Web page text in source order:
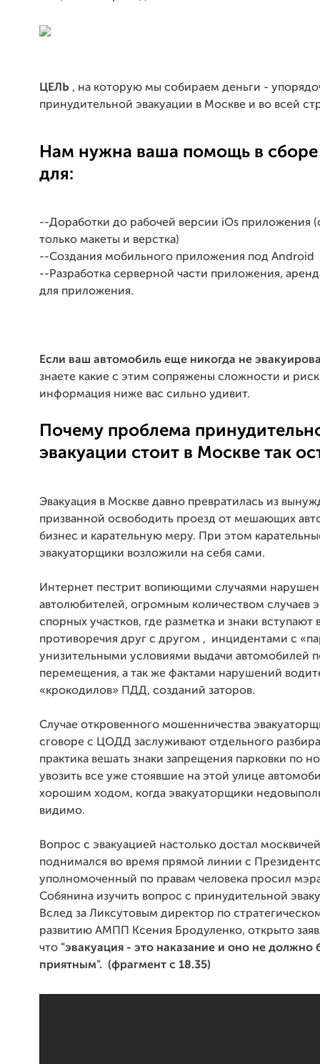
ЦЕЛЬ , на которую мы собираем деньги -
принудительной эвакуации в Москве и во всей
Нам нужна ваша помощь в сборе
для:
--Доработки до рабочей версии iOs приложения
только макеты и верстка)
--Создания мобильного приложения под Android
--Разработка серверной части приложения,
для приложения.
Если ваш автомобиль еще никогда не
знаете какие с этим сопряжены сложности и
информация ниже вас сильно удивит.
Почему проблема
эвакуации стоит в Москве так
Эвакуация в Москве давно превратилась из
призванной освободить проезд от мешающих
бизнес и карательную меру. При этом
эвакуаторщики возложили на себя сами.
Интернет пестрит вопиющими случаями
автолюбителей, огромным количеством случаев
спорных участков, где разметка и знаки вступают
противоречия друг с другом , инцидентами с
унизительными условиями выдачи автомобилей
перемещения, а так же фактами нарушений
«крокодилов» ПДД, созданий заторов.
Случае откровенного мошенничества
сговоре с ЦОДД заслуживают отдельного
практика вешать знаки запрещения парковки по
увозить все уже стоявшие на этой улице
хорошим ходом, когда эвакуаторщики
видимо.
Вопрос с эвакуацией настолько достал
поднимался во время прямой линии с
уполномоченный по правам человека просил
Собянина изучить вопрос с принудительной
Вслед за Ликсутовым директор по
развитию АМПП Ксения Бродуленко, открыто
что "эвакуация - это наказание и оно не должно
приятным". (фрагмент с 18.35)